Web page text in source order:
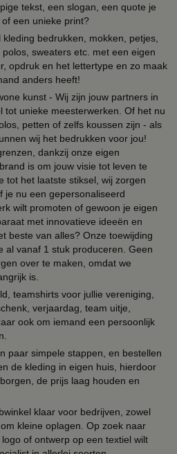
tekst, een slogan, een quote je
een unieke print?
bedrukken, mokken, petjes,
sweaters etc. met een eigen
opdruk en het lettertype en zo maak
anders heeft!
kunst - Wij zijn jouw partners in
tot unieke meesterwerken. Of het nu
petten of zelfs koussen zijn - als
wij het bedrukken voor jou!
dankzij onze eigen
is om jouw visie tot leven te
tot het laatste stiksel, wij zorgen
je nu een gepersonaliseerd
wilt promoten of gewoon je eigen
met innovatieve ideeën en
beste van alles? Onze toewijding
al vanaf 1 stuk produceren. Geen
over te maken, omdat we
is.
teamshirts voor jullie vereniging,
verjaardag, team uitje,
ook om iemand een persoonlijk
paar simpele stappen, en bestellen
de kleding in eigen huis, hierdoor
de prijs laag houden en
klaar voor bedrijven, zowel
kleine oplagen. Op zoek naar
of ontwerp op een textiel wilt